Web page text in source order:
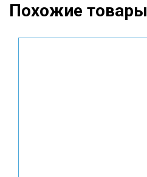
Похожие товары